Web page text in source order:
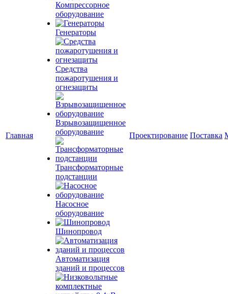
Главная
Компрессорное
оборудование
Генераторы
Средства
пожаротушения и
огнезащиты
Взрывозащищенное
оборудование
Трансформаторные
подстанции
Насосное
оборудование
Шинопровод
Автоматизация
зданий и процессов
Проектирование Поставка